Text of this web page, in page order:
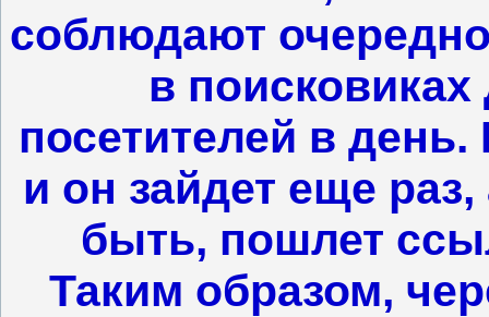
соблюдают
в поисковиках
посетителей в
и он зайдет еще
быть, пошлет
Таким образом,